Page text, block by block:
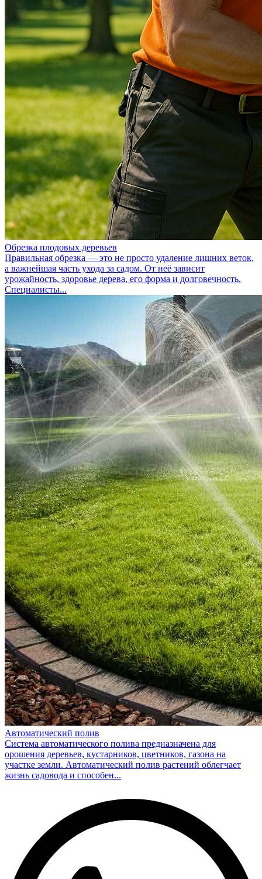
Обрезка плодовых деревьев
Правильная обрезка — это не просто удаление лишних веток,
а важнейшая часть ухода за садом. От неё зависит
урожайность, здоровье дерева, его форма и долговечность.
Специалисты...
Автоматический полив
Система автоматического полива предназначена для
орошения деревьев, кустарников, цветников, газона на
участке земли. Автоматический полив растений облегчает
жизнь садовода и способен...